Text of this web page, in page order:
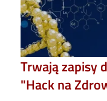
Trwają zapisy
"Hack na